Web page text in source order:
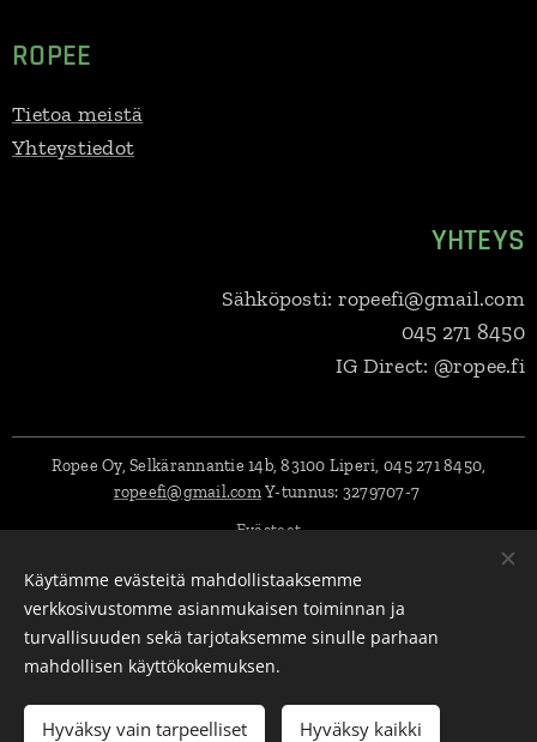
Lisää ostoskoriin
ROPEE
Tietoa meistä
Yhteystiedot
YHTEYS
Sähköposti: ropeefi@gmail.com
045 271 8450
IG Direct: @ropee.fi
Ropee Oy, Selkärannantie 14b, 83100 Liperi, 045 271 8450,
ropeefi@gmail.comY-tunnus: 3279707-7
Evästeet
Kielet
Suomi
English Svenska Eesti keel Deutsch
Lietuvių kalba
Polski Latviešu Valoda
Käytämme evästeitä mahdollistaaksemme
verkkosivustomme asianmukaisen toiminnan ja
turvallisuuden sekä tarjotaksemme sinulle parhaan
mahdollisen käyttökokemuksen.
Hyväksy vain tarpeelliset Hyväksy kaikki